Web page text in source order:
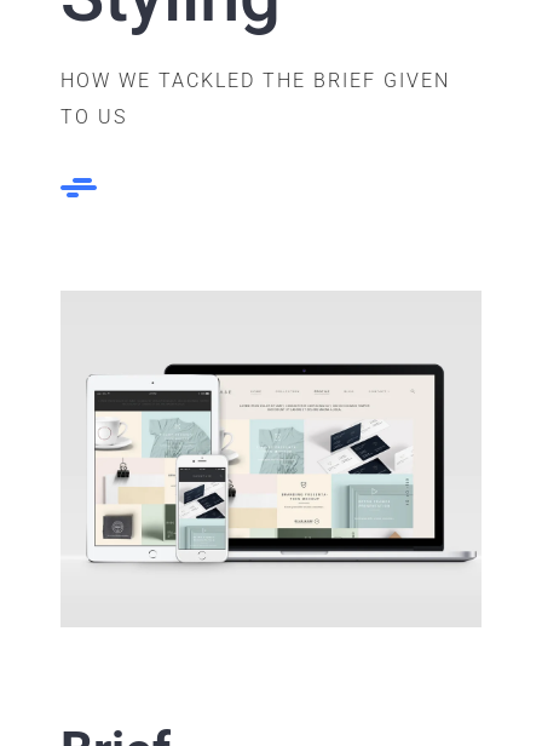
HOW WE TACKLED THE BRIEF GIVEN
TO US